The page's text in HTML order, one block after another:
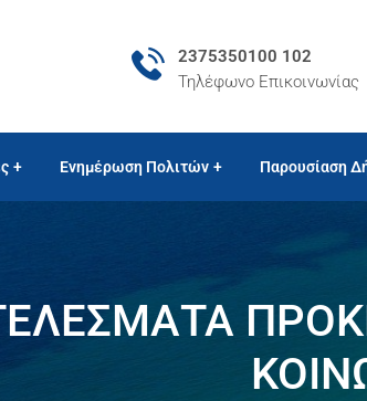
2375350100 102
Τηλέφωνο Επικοινωνίας
Ενημέρωση Πολιτών Παρουσίαση